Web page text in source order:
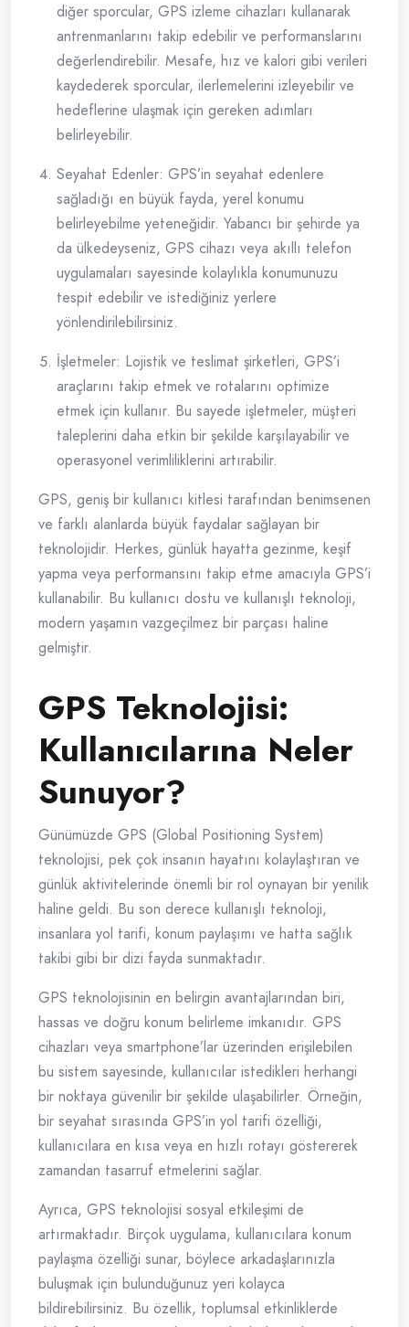
diğer sporcular, GPS izleme cihazları kullanarak
antrenmanlarını takip edebilir ve performanslarını
değerlendirebilir. Mesafe, hız ve kalori gibi verileri
kaydederek sporcular, ilerlemelerini izleyebilir ve
hedeflerine ulaşmak için gereken adımları
belirleyebilir.
Seyahat Edenler: GPS’in seyahat edenlere
sağladığı en büyük fayda, yerel konumu
belirleyebilme yeteneğidir. Yabancı bir şehirde ya
da ülkedeyseniz, GPS cihazı veya akıllı telefon
uygulamaları sayesinde kolaylıkla konumunuzu
tespit edebilir ve istediğiniz yerlere
yönlendirilebilirsiniz.
İşletmeler: Lojistik ve teslimat şirketleri, GPS’i
araçlarını takip etmek ve rotalarını optimize
etmek için kullanır. Bu sayede işletmeler, müşteri
taleplerini daha etkin bir şekilde karşılayabilir ve
operasyonel verimliliklerini artırabilir.
GPS, geniş bir kullanıcı kitlesi tarafından benimsenen
ve farklı alanlarda büyük faydalar sağlayan bir
teknolojidir. Herkes, günlük hayatta gezinme, keşif
yapma veya performansını takip etme amacıyla GPS’i
kullanabilir. Bu kullanıcı dostu ve kullanışlı teknoloji,
modern yaşamın vazgeçilmez bir parçası haline
gelmiştir.
GPS Teknolojisi:
Kullanıcılarına Neler
Sunuyor?
Günümüzde GPS (Global Positioning System)
teknolojisi, pek çok insanın hayatını kolaylaştıran ve
günlük aktivitelerinde önemli bir rol oynayan bir yenilik
haline geldi. Bu son derece kullanışlı teknoloji,
insanlara yol tarifi, konum paylaşımı ve hatta sağlık
takibi gibi bir dizi fayda sunmaktadır.
GPS teknolojisinin en belirgin avantajlarından biri,
hassas ve doğru konum belirleme imkanıdır. GPS
cihazları veya smartphone’lar üzerinden erişilebilen
bu sistem sayesinde, kullanıcılar istedikleri herhangi
bir noktaya güvenilir bir şekilde ulaşabilirler. Örneğin,
bir seyahat sırasında GPS’in yol tarifi özelliği,
kullanıcılara en kısa veya en hızlı rotayı göstererek
zamandan tasarruf etmelerini sağlar.
Ayrıca, GPS teknolojisi sosyal etkileşimi de
artırmaktadır. Birçok uygulama, kullanıcılara konum
paylaşma özelliği sunar, böylece arkadaşlarınızla
buluşmak için bulunduğunuz yeri kolayca
bildirebilirsiniz. Bu özellik, toplumsal etkinliklerde